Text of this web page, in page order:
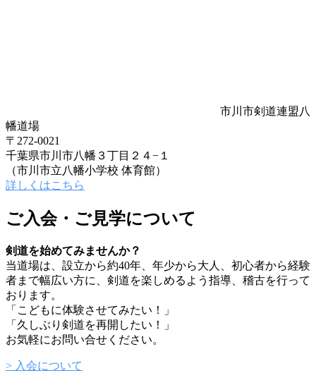
市川市剣道連盟八
幡道場
〒272-0021
千葉県市川市八幡３丁目２４−１
（市川市立八幡小学校 体育館）
詳しくはこちら
ご入会・ご見学について
剣道を始めてみませんか？
当道場は、設立から約40年、年少から大人、初心者から経験
者まで幅広い方に、剣道を楽しめるよう指導、稽古を行って
おります。
「こどもに体験させてみたい！」
「久しぶり剣道を再開したい！」
お気軽にお問い合せください。
> 入会について